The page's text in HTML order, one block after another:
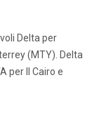
Delta per
(MTY). Delta
per Il Cairo e